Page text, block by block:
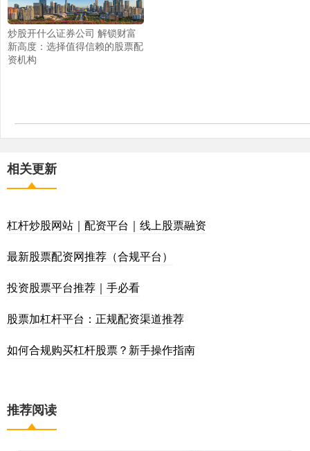
炒股开什么证券公司 解锁财富
新高度：选择值得信赖的股票配
资机构
相关更新
杠杆炒股网站｜配资平台｜线上股票融资
最新股票配资网推荐（合规平台）
投资股票平台推荐｜手必看
股票加杠杆平台：正规配资渠道推荐
如何合规购买杠杆股票？新手操作指南
推荐阅读